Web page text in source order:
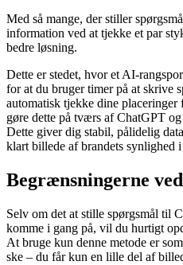
Med så mange, der stiller
information ved at tjekke et par
bedre løsning.
Dette er stedet, hvor et AI-
for at du bruger timer på at skrive
automatisk tjekke dine
gøre dette på tværs af ChatGPT
Dette giver dig stabil, pålidelig
klart billede af brandets synlighed
Begrænsningerne
Selv om det at stille spørgsmål til
komme i gang på, vil du hurtigt
At bruge kun denne metode er
ske – du får kun en lille del af